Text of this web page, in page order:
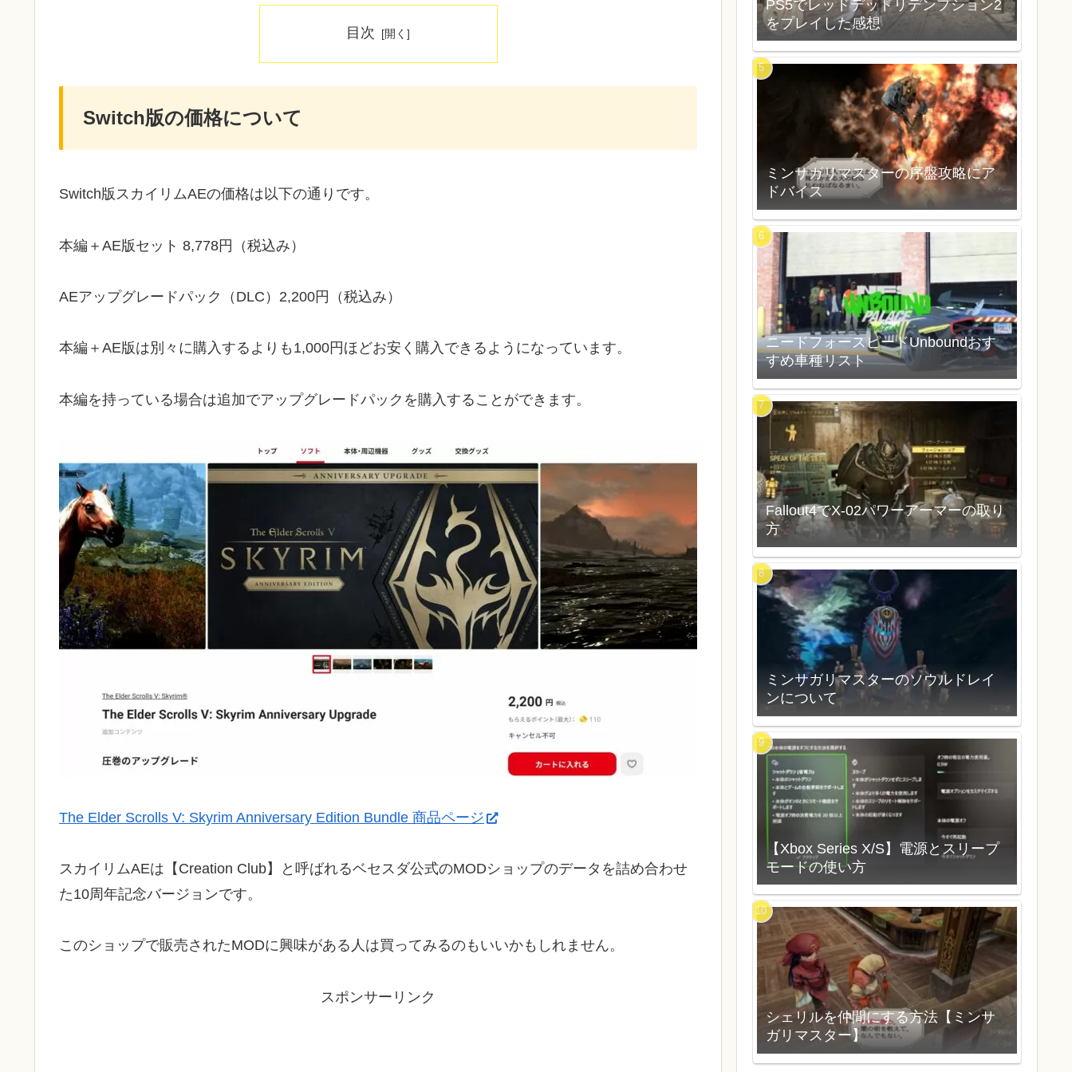
目次
Switch版の価格について
Switch版スカイリムAEの価格は以下の通りです。
本編＋AE版セット 8,778円（税込み）
AEアップグレードパック（DLC）2,200円（税込み）
本編＋AE版は別々に購入するよりも1,000円ほどお安く購入できるようになっています。
本編を持っている場合は追加でアップグレードパックを購入することができます。
The Elder Scrolls V: Skyrim Anniversary Edition Bundle 商品ページ
スカイリムAEは【Creation Club】と呼ばれるベセスダ公式のMODショップのデータを詰め合わせ
た10周年記念バージョンです。
このショップで販売されたMODに興味がある人は買ってみるのもいいかもしれません。
スポンサーリンク
PS5でレッドデッドリデンプション2
をプレイした感想
ミンサガリマスターの序盤攻略にア
ドバイス
ニードフォースピードUnboundおす
すめ車種リスト
Fallout4でX-02パワーアーマーの取り
方
ミンサガリマスターのソウルドレイ
ンについて
【Xbox Series X/S】電源とスリープ
モードの使い方
シェリルを仲間にする方法【ミンサ
ガリマスター】